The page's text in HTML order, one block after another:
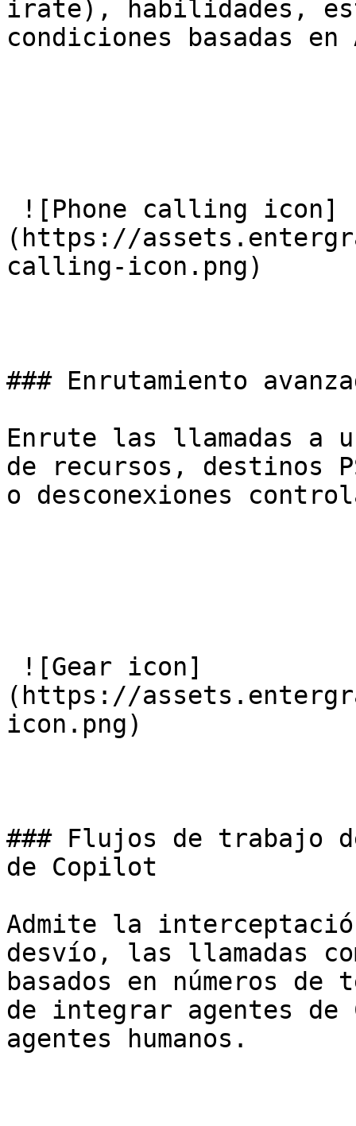
irate), habilidades,
condiciones basadas en
(https://
calling-icon.png)
### Enrutamiento
Enrute las llamadas a
de recursos, destinos
o desconexiones
(https://
icon.png)
### Flujos de trabajo
de Copilot
Admite la
desvío, las llamadas
basados en números
de integrar agentes
agentes humanos.